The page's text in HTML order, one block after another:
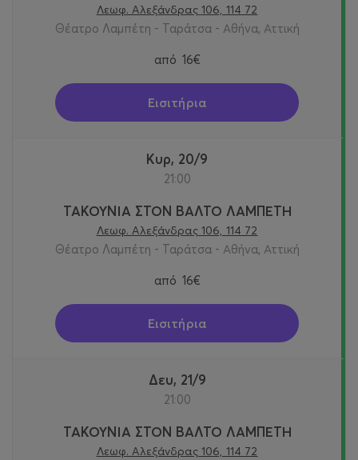
Λεωφ. Αλεξάνδρας 106, 114 72
Θέατρο Λαμπέτη - Ταράτσα - Αθήνα, Αττική
από 16€
Εισιτήρια
Κυρ, 20/9
21:00
ΤΑΚΟΥΝΙΑ ΣΤΟΝ ΒΑΛΤΟ ΛΑΜΠΕΤΗ
Λεωφ. Αλεξάνδρας 106, 114 72
Θέατρο Λαμπέτη - Ταράτσα - Αθήνα, Αττική
από 16€
Εισιτήρια
Δευ, 21/9
21:00
ΤΑΚΟΥΝΙΑ ΣΤΟΝ ΒΑΛΤΟ ΛΑΜΠΕΤΗ
Λεωφ. Αλεξάνδρας 106, 114 72